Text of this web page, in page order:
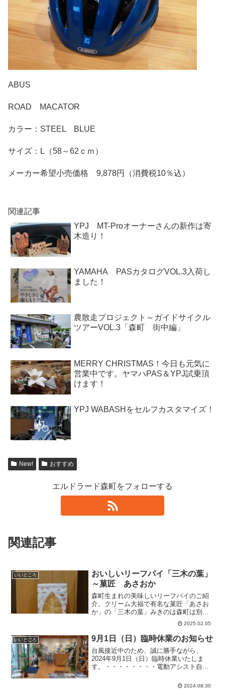
ABUS
ROAD MACATOR
カラー：STEEL BLUE
サイズ：L（58～62ｃｍ）
メーカー希望小売価格 9,878円（消費税10％込）
関連記事
YPJ MT-Proオーナーさんの新作は寄
木造り！
YAMAHA PASカタログVOL.3入荷し
ました！
農散走プロジェクト～ガイドサイクル
ツアーVOL.3「森町 街中編」
MERRY CHRISTMAS！今日も元気に
営業中です。ヤマハPAS＆YPJ試乗頂
けます！
YPJ WABASHをセルフカスタマイズ！
New! おすすめ
エルドラード森町をフォローする
関連記事
いいところ
おいしいリーフパイ「三木の葉」
～菓匠 あさおか
森町生まれの美味しいリーフパイのご紹
介。クリーム大福で有名な菓匠「あさお
か」の「三木の葉」みきのは森町は別名
「三木の里」と言われています。「森」
の漢字は三本の木。ぜひ、おすすめで
す！寒い季節ですが、森町は美味しい食
べ物や名所もいろいろありま...
2025.02.05
いいところ 9月1日（日）臨時休業のお知らせ
台風接近中のため、誠に勝手ながら、
2024年9月1日（日）臨時休業いたしま
す。・・・・・・・・電動アシスト自転
2024.08.30